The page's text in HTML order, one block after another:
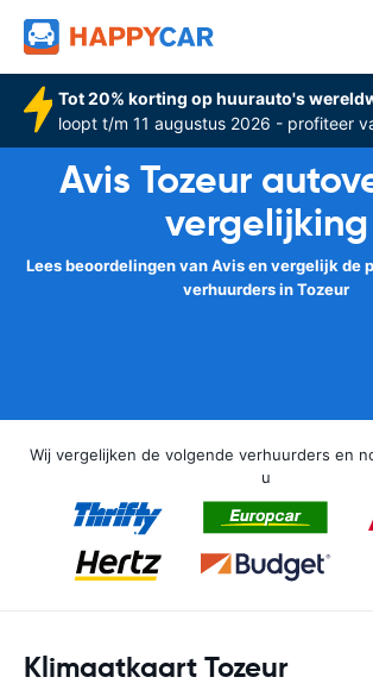
Tot 20% korting op huurauto's
loopt t/m 11 augustus 2026 - profiteer
Avis Tozeur
vergelijking
Lees beoordelingen van Avis en vergelijk de
verhuurders in Tozeur
Wij vergelijken de volgende verhuurders en
u
Klimaatkaart Tozeur